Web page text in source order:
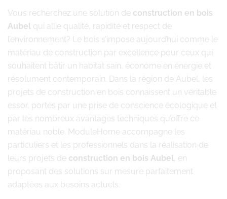
Vous recherchez une solution de construction en bois
Aubel qui allie qualité, rapidité et respect de
l’environnement? Le bois s’impose aujourd’hui comme le
matériau de construction par excellence pour ceux qui
souhaitent bâtir un habitat sain, économe en énergie et
résolument contemporain. Dans la région de Aubel, les
projets de construction en bois connaissent un véritable
essor, portés par une prise de conscience écologique et
par les nombreux avantages techniques qu’offre ce
matériau noble. ModuleHome accompagne les
particuliers et les professionnels dans la réalisation de
leurs projets de construction en bois Aubel , en
proposant des solutions sur mesure parfaitement
adaptées aux besoins actuels.